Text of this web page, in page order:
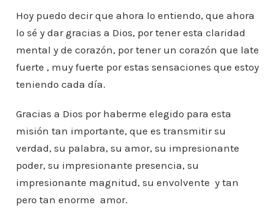
Hoy puedo decir que ahora lo entiendo, que ahora
lo sé y dar gracias a Dios, por tener esta claridad
mental y de corazón, por tener un corazón que late
fuerte , muy fuerte por estas sensaciones que estoy
teniendo cada día.
Gracias a Dios por haberme elegido para esta
misión tan importante, que es transmitir su
verdad, su palabra, su amor, su impresionante
poder, su impresionante presencia, su
impresionante magnitud, su envolvente y tan
pero tan enorme amor.